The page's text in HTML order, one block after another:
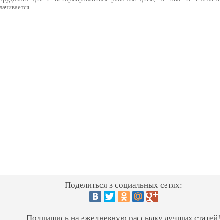
Поделиться в социальных сетях:
Подпишись на ежедневную рассылку лучших